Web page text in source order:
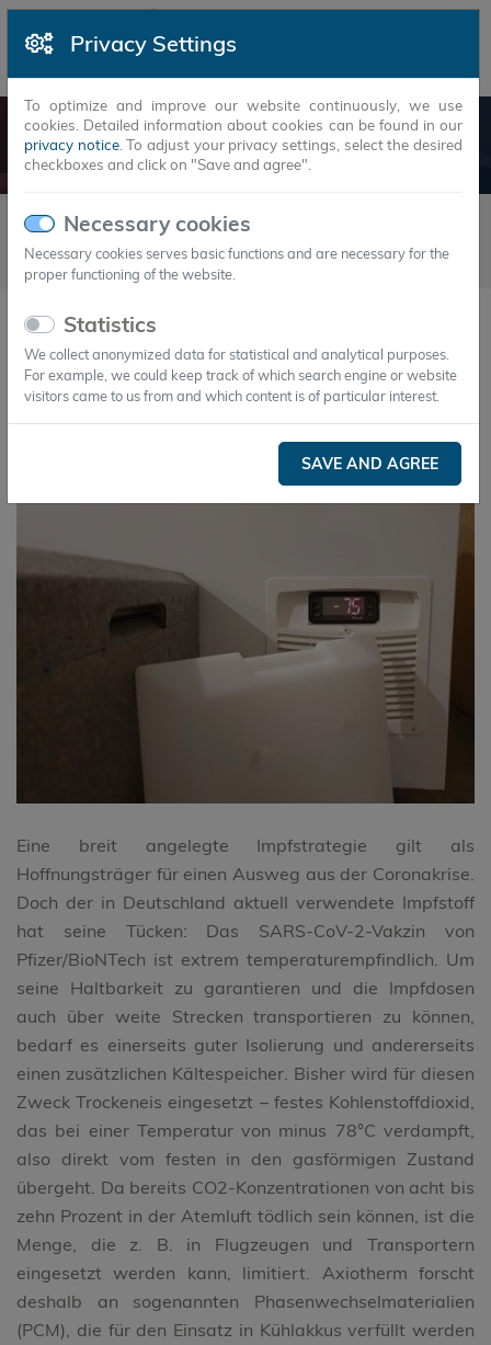
Privacy Settings
To optimize and improve our website continuously, we use
cookies. Detailed information about cookies can be found in our
privacy notice. To adjust your privacy settings, select the desired
checkboxes and click on "Save and agree".
Necessary cookies
Necessary cookies serves basic functions and are necessary for the
proper functioning of the website.
Statistics
We collect anonymized data for statistical and analytical purposes.
For example, we could keep track of which search engine or website
visitors came to us from and which content is of particular interest.
SAVE AND AGREE
NEWS
Newsarticles 2021
2
22.02.2021 - Axiotherm entwickelt nachhaltige Kältespeicher für
BioNTech-Impfstoff
22.Feb.2021
Axiotherm entwickelt nachhaltige
Kältespeicher für BioNTech-Impfstoff
Ganz ohne Trockeneis
Eine breit angelegte Impfstrategie gilt als
Hoffnungsträger für einen Ausweg aus der Coronakrise.
Doch der in Deutschland aktuell verwendete Impfstoff
hat seine Tücken: Das SARS-CoV-2-Vakzin von
Pfizer/BioNTech ist extrem temperaturempfindlich. Um
seine Haltbarkeit zu garantieren und die Impfdosen
auch über weite Strecken transportieren zu können,
bedarf es einerseits guter Isolierung und andererseits
einen zusätzlichen Kältespeicher. Bisher wird für diesen
Zweck Trockeneis eingesetzt – festes Kohlenstoffdioxid,
das bei einer Temperatur von minus 78°C verdampft,
also direkt vom festen in den gasförmigen Zustand
übergeht. Da bereits CO2-Konzentrationen von acht bis
zehn Prozent in der Atemluft tödlich sein können, ist die
Menge, die z. B. in Flugzeugen und Transportern
eingesetzt werden kann, limitiert. Axiotherm forscht
deshalb an sogenannten Phasenwechselmaterialien
(PCM), die für den Einsatz in Kühlakkus verfüllt werden